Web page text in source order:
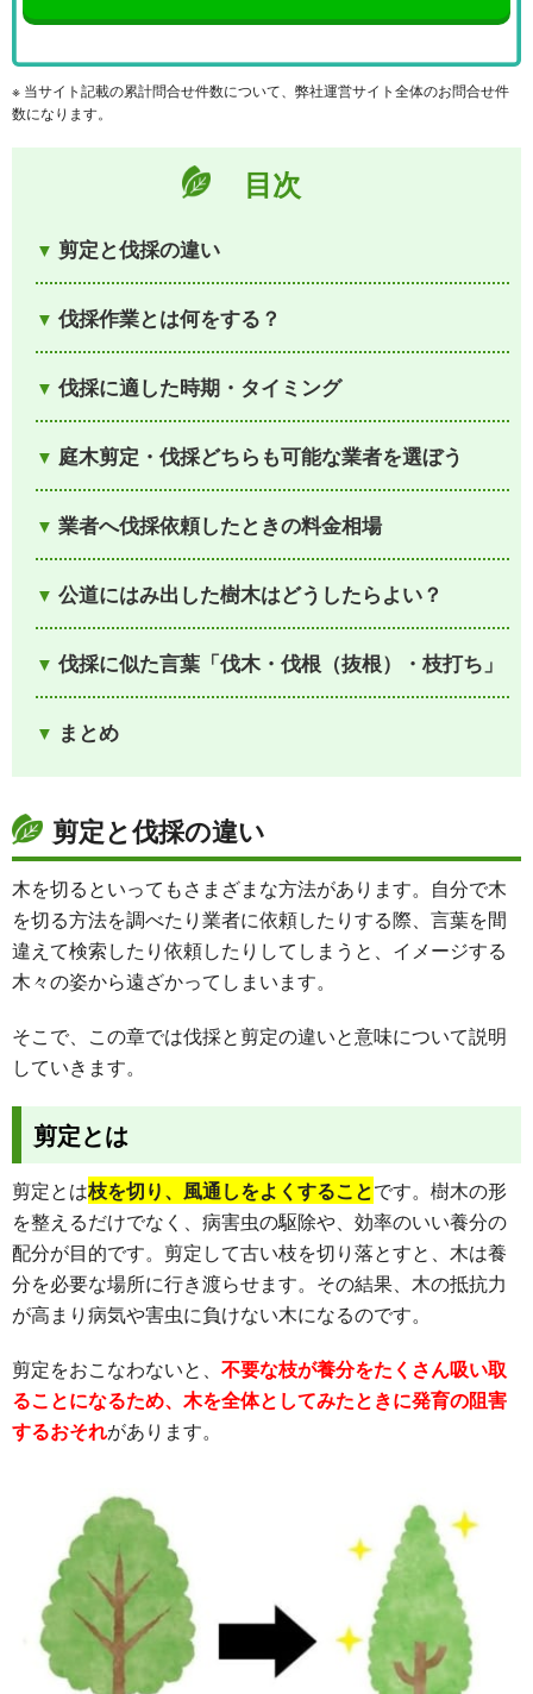
※ 当サイト記載の累計問合せ件数について、弊社運営サイト全体のお問合せ件
数になります。
目次
剪定と伐採の違い
伐採作業とは何をする？
伐採に適した時期・タイミング
庭木剪定・伐採どちらも可能な業者を選ぼう
業者へ伐採依頼したときの料金相場
公道にはみ出した樹木はどうしたらよい？
伐採に似た言葉「伐木・伐根（抜根）・枝打ち」
まとめ
剪定と伐採の違い
木を切るといってもさまざまな方法があります。自分で木
を切る方法を調べたり業者に依頼したりする際、言葉を間
違えて検索したり依頼したりしてしまうと、イメージする
木々の姿から遠ざかってしまいます。
そこで、この章では伐採と剪定の違いと意味について説明
していきます。
剪定とは
剪定とは枝を切り、風通しをよくすることです。樹木の形
を整えるだけでなく、病害虫の駆除や、効率のいい養分の
配分が目的です。剪定して古い枝を切り落とすと、木は養
分を必要な場所に行き渡らせます。その結果、木の抵抗力
が高まり病気や害虫に負けない木になるのです。
剪定をおこなわないと、 不要な枝が養分をたくさん吸い取
ることになるため、木を全体としてみたときに発育の阻害
するおそれがあります。